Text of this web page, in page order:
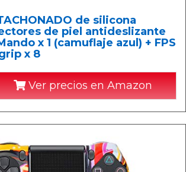
de silicona
de piel antideslizante
x 1 (camuflaje azul) + FPS
x 8
Ver precios en Amazon